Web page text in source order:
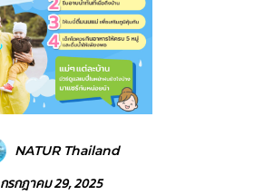
NATUR Thailand
กรกฎาคม 29, 2025